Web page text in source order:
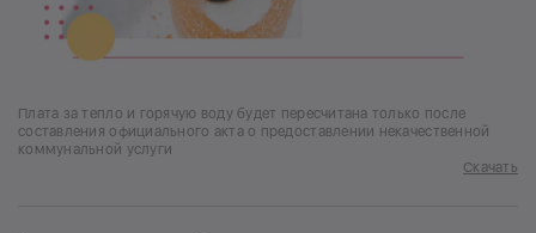
Плата за тепло и горячую воду будет пересчитана только после
составления официального акта о предоставлении некачественной
коммунальной услуги
Скачать